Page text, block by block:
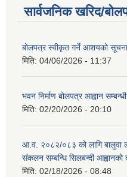
सार्वजनिक खरिद/
बोलपत्र स्वीकृत गर्ने आशयको
मिति: 04/06/2026 - 11:37
भवन निर्माण बोलपत्र आह्वान
मिति: 02/20/2026 - 20:10
आ.व. २०८२/०८३ को लागि बालुवा
संकलन सम्बन्धि सिलबन्दी
मिति: 02/18/2026 - 08:48